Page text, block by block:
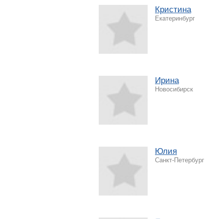
Кристина
Екатеринбург
Ирина
Новосибирск
Юлия
Санкт-Петербург